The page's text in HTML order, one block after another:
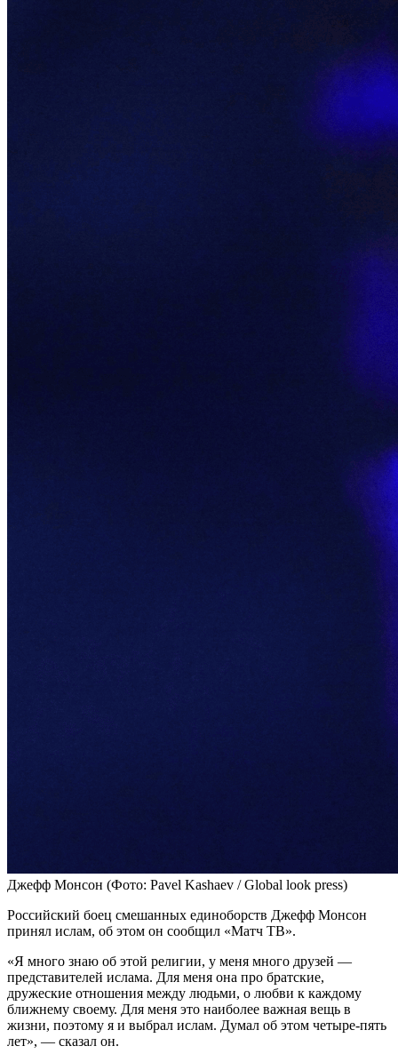
Джефф Монсон (Фото: Pavel Kashaev / Global look press)
Российский боец смешанных единоборств Джефф Монсон
принял ислам, об этом он сообщил «Матч ТВ».
«Я много знаю об этой религии, у меня много друзей —
представителей ислама. Для меня она про братские,
дружеские отношения между людьми, о любви к каждому
ближнему своему. Для меня это наиболее важная вещь в
жизни, поэтому я и выбрал ислам. Думал об этом четыре‑пять
лет», — сказал он.